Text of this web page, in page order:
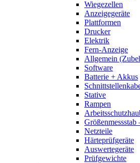
Wiegezellen
Anzeigegeräte
Plattformen
Drucker
Elektrik
Fern-Anzeige
Allgemein
Software
Batterie + Akkus
Stative
Rampen
Netzteile
Härteprüfgeräte
Auswertegeräte
Prüfgewichte